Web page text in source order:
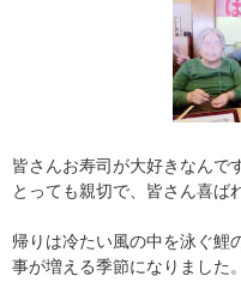
皆さんお寿司が大好きなんで
とっても親切で、皆さん喜ば
帰りは冷たい風の中を泳ぐ鯉
事が増える季節になりました